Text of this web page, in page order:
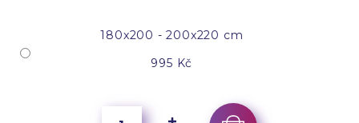
180x200 - 200x220 cm
995 Kč